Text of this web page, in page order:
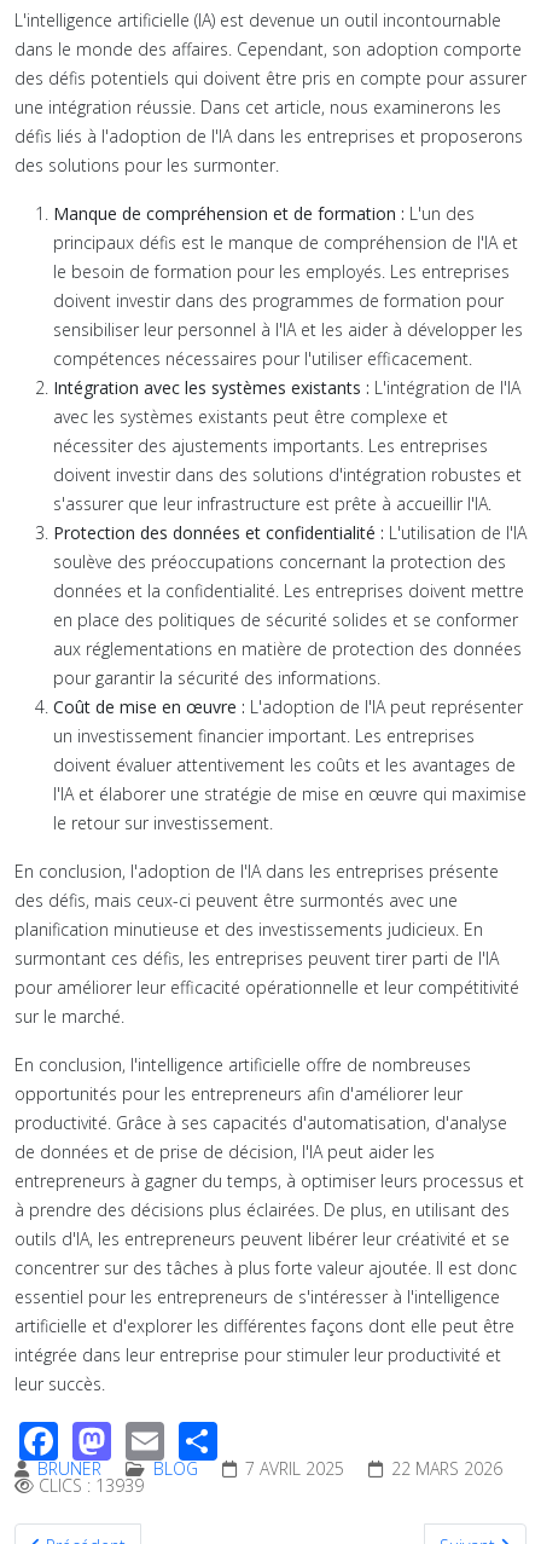
L'intelligence artificielle (IA) est devenue un outil incontournable
dans le monde des affaires. Cependant, son adoption comporte
des défis potentiels qui doivent être pris en compte pour assurer
une intégration réussie. Dans cet article, nous examinerons les
défis liés à l'adoption de l'IA dans les entreprises et proposerons
des solutions pour les surmonter.
Manque de compréhension et de formation : L'un des
principaux défis est le manque de compréhension de l'IA et
le besoin de formation pour les employés. Les entreprises
doivent investir dans des programmes de formation pour
sensibiliser leur personnel à l'IA et les aider à développer les
compétences nécessaires pour l'utiliser efficacement.
Intégration avec les systèmes existants : L'intégration de l'IA
avec les systèmes existants peut être complexe et
nécessiter des ajustements importants. Les entreprises
doivent investir dans des solutions d'intégration robustes et
s'assurer que leur infrastructure est prête à accueillir l'IA.
Protection des données et confidentialité : L'utilisation de l'IA
soulève des préoccupations concernant la protection des
données et la confidentialité. Les entreprises doivent mettre
en place des politiques de sécurité solides et se conformer
aux réglementations en matière de protection des données
pour garantir la sécurité des informations.
Coût de mise en œuvre : L'adoption de l'IA peut représenter
un investissement financier important. Les entreprises
doivent évaluer attentivement les coûts et les avantages de
l'IA et élaborer une stratégie de mise en œuvre qui maximise
le retour sur investissement.
En conclusion, l'adoption de l'IA dans les entreprises présente
des défis, mais ceux-ci peuvent être surmontés avec une
planification minutieuse et des investissements judicieux. En
surmontant ces défis, les entreprises peuvent tirer parti de l'IA
pour améliorer leur efficacité opérationnelle et leur compétitivité
sur le marché.
En conclusion, l'intelligence artificielle offre de nombreuses
opportunités pour les entrepreneurs afin d'améliorer leur
productivité. Grâce à ses capacités d'automatisation, d'analyse
de données et de prise de décision, l'IA peut aider les
entrepreneurs à gagner du temps, à optimiser leurs processus et
à prendre des décisions plus éclairées. De plus, en utilisant des
outils d'IA, les entrepreneurs peuvent libérer leur créativité et se
concentrer sur des tâches à plus forte valeur ajoutée. Il est donc
essentiel pour les entrepreneurs de s'intéresser à l'intelligence
artificielle et d'explorer les différentes façons dont elle peut être
intégrée dans leur entreprise pour stimuler leur productivité et
leur succès.
Facebook
Mastodon
Email
BRUNER BLOG 7 AVRIL 2025 22 MARS 2026
CLICS : 13939